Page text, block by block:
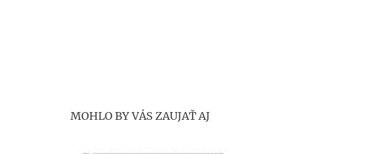
MOHLO BY VÁS ZAUJAŤ AJ